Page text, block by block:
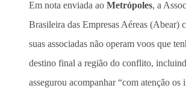
Em nota enviada ao Metrópoles, a
Brasileira das Empresas Aéreas (Abear)
suas associadas não operam voos que
destino final a região do conflito,
assegurou acompanhar “com atenção os